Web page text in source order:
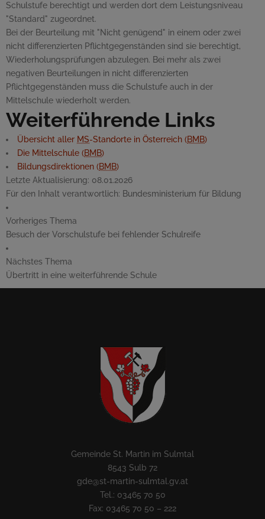
Schulstufe berechtigt und werden dort dem Leistungsniveau
"Standard" zugeordnet.
Bei der Beurteilung mit "Nicht genügend" in einem oder zwei
nicht differenzierten Pflichtgegenständen sind sie berechtigt,
Wiederholungsprüfungen abzulegen. Bei mehr als zwei
negativen Beurteilungen in nicht differenzierten
Pflichtgegenständen muss die Schulstufe auch in der
Mittelschule wiederholt werden.
Weiterführende Links
Übersicht aller MS-Standorte in Österreich (BMB)
Die Mittelschule (BMB)
Bildungsdirektionen (BMB)
Letzte Aktualisierung: 08.01.2026
Für den Inhalt verantwortlich: Bundesministerium für Bildung
Vorheriges Thema
Besuch der Vorschulstufe bei fehlender Schulreife
Nächstes Thema
Übertritt in eine weiterführende Schule
Gemeinde St. Martin im Sulmtal
8543 Sulb 72
gde@st-martin-sulmtal.gv.at
Tel.: 03465 70 50
Fax: 03465 70 50 – 222